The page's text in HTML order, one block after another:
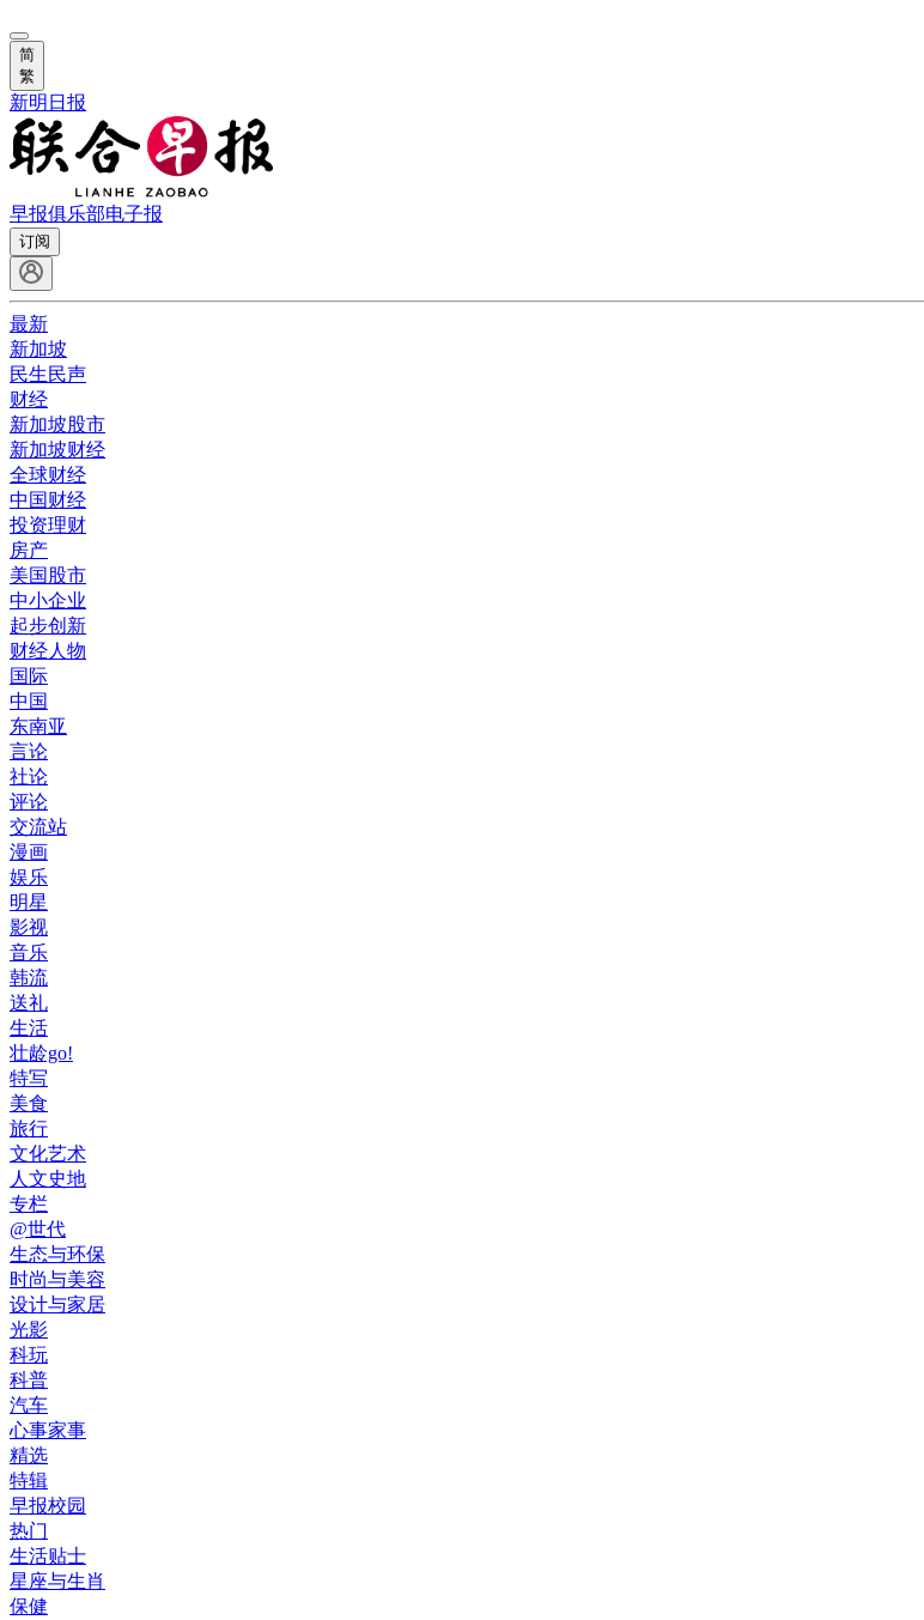
简
繁
新明日报
早报俱乐部电子报
订阅
最新
新加坡
民生民声
财经
新加坡股市
新加坡财经
全球财经
中国财经
投资理财
房产
美国股市
中小企业
起步创新
财经人物
国际
中国
东南亚
言论
社论
评论
交流站
漫画
娱乐
明星
影视
音乐
韩流
送礼
生活
壮龄go!
特写
美食
旅行
文化艺术
人文史地
专栏
@世代
生态与环保
时尚与美容
设计与家居
光影
科玩
科普
汽车
心事家事
精选
特辑
早报校园
热门
生活贴士
星座与生肖
保健